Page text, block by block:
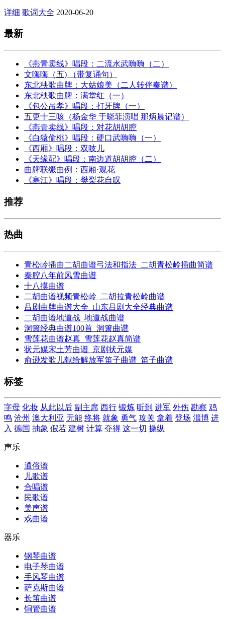
详细 歌词大全 2020-06-20
最新
《燕青卖线》唱段：二流水武嗨嗨（二）
文嗨嗨（五) （带复诵句）
东北秧歌曲牌：大姑娘美（二人转伴奏谱）
东北秧歌曲牌：满堂红（一）
《包公吊孝》唱段：打牙牌（一）
五更十三咳（杨金华 于晓菲演唱 那炳晨记谱）
《燕青卖线》唱段：对花胡胡腔
《白猿偷桃》唱段：硬口武嗨嗨（一）
《西厢》唱段：双吱儿
《天缘配》唱段：南边道胡胡腔（二）
曲牌联缀曲例：西厢·观花
《寒江》唱段：樊梨花自叹
推荐
热曲
青松岭插曲二胡曲谱弓法和指法_二胡青松岭插曲简谱
秦腔八年前风雪曲谱
十八摸曲谱
二胡曲谱视频青松岭_二胡拉青松岭曲谱
吕剧曲牌曲谱大全_山东吕剧大全经典曲谱
二胡曲谱地道战_地道战曲谱
洞箫经典曲谱100首_洞箫曲谱
雪莲花曲谱赵真_雪莲花赵真简谱
状元媒宋土芳曲谱_京剧状元媒
俞逊发歌儿献给解放军笛子曲谱_笛子曲谱
标签
字母 化妆 从此以后 副主席 西行 锻炼 听到 进军 外伤 勘察 鸡
鸣 沧州 澳大利亚 无能 终将 就象 勇气 攻关 拿着 登场 淄博 进
入 德国 抽象 假若 建树 计算 夺得 这一切 操纵
声乐
通俗谱
儿歌谱
合唱谱
民歌谱
美声谱
戏曲谱
器乐
钢琴曲谱
电子琴曲谱
手风琴曲谱
萨克斯曲谱
长笛曲谱
铜管曲谱